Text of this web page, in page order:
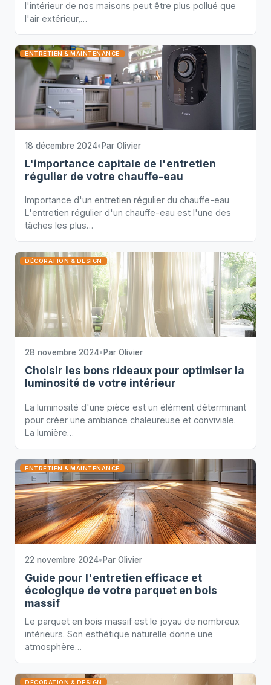
l'intérieur de nos maisons peut être plus pollué que
l'air extérieur,…
ENTRETIEN & MAINTENANCE
18 décembre 2024•Par Olivier
L'importance capitale de l'entretien
régulier de votre chauffe-eau
Importance d'un entretien régulier du chauffe-eau
L'entretien régulier d'un chauffe-eau est l'une des
tâches les plus…
DÉCORATION & DESIGN
28 novembre 2024• Par Olivier
Choisir les bons rideaux pour optimiser la
luminosité de votre intérieur
La luminosité d'une pièce est un élément déterminant
pour créer une ambiance chaleureuse et conviviale.
La lumière…
ENTRETIEN & MAINTENANCE
22 novembre 2024• Par Olivier
Guide pour l'entretien efficace et
écologique de votre parquet en bois
massif
Le parquet en bois massif est le joyau de nombreux
intérieurs. Son esthétique naturelle donne une
atmosphère…
DÉCORATION & DESIGN